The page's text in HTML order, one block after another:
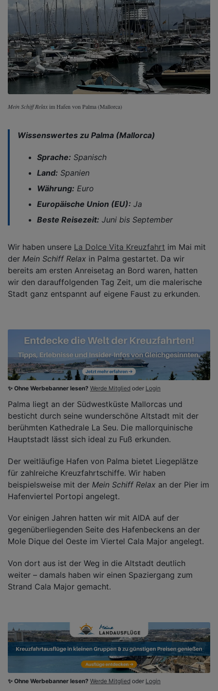
Mein Schiff Relax im Hafen von Palma (Mallorca)
Wissenswertes zu Palma (Mallorca)
Sprache: Spanisch
Land: Spanien
Währung: Euro
Europäische Union (EU): Ja
Beste Reisezeit: Juni bis September
Wir haben unsere La Dolce Vita Kreuzfahrt im Mai mit
der Mein Schiff Relax in Palma gestartet. Da wir
bereits am ersten Anreisetag an Bord waren, hatten
wir den darauffolgenden Tag Zeit, um die malerische
Stadt ganz entspannt auf eigene Faust zu erkunden.
✨ Ohne Werbebanner lesen? Werde Mitglied oder Login
Palma liegt an der Südwestküste Mallorcas und
besticht durch seine wunderschöne Altstadt mit der
berühmten Kathedrale La Seu. Die mallorquinische
Hauptstadt lässt sich ideal zu Fuß erkunden.
Der weitläufige Hafen von Palma bietet Liegeplätze
für zahlreiche Kreuzfahrtschiffe. Wir haben
beispielsweise mit der Mein Schiff Relax an der Pier im
Hafenviertel Portopi angelegt.
Vor einigen Jahren hatten wir mit AIDA auf der
gegenüberliegenden Seite des Hafenbeckens an der
Mole Dique del Oeste im Viertel Cala Major angelegt.
Von dort aus ist der Weg in die Altstadt deutlich
weiter – damals haben wir einen Spaziergang zum
Strand Cala Major gemacht.
✨ Ohne Werbebanner lesen? Werde Mitglied oder Login